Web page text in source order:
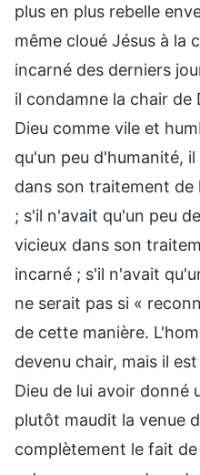
plus en plus rebelle
même cloué Jésus à la
incarné des derniers
il condamne la chair de
Dieu comme vile et
qu'un peu d'humanité,
dans son traitement de
; s'il n'avait qu'un peu
vicieux dans son
incarné ; s'il n'avait
ne serait pas si «
de cette manière.
devenu chair, mais il
Dieu de lui avoir donné
plutôt maudit la venue
complètement le fait